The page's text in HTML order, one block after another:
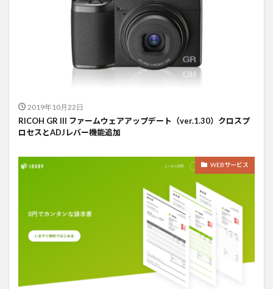
2019年10月22日
RICOH GR III ファームウェアアップデート（ver.1.30）クロスプ
ロセスとADJレバー機能追加
WEBサービス